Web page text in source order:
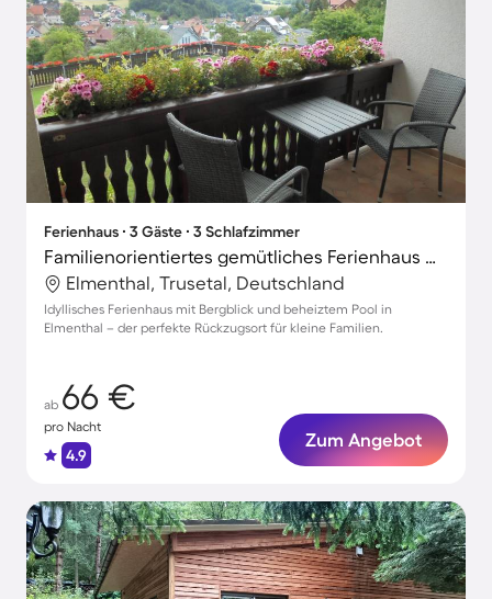
Ferienhaus ∙ 3 Gäste ∙ 3 Schlafzimmer
Familienorientiertes gemütliches Ferienhaus mit Terrasse, Grill und Garten | Bergblick
Elmenthal, Trusetal, Deutschland
Idyllisches Ferienhaus mit Bergblick und beheiztem Pool in
Elmenthal – der perfekte Rückzugsort für kleine Familien.
ab 66 €
pro Nacht
4.9
Zum Angebot